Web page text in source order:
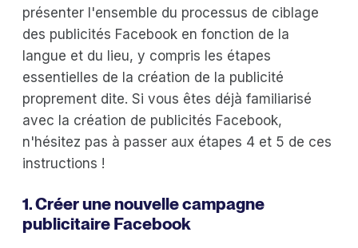
présenter l'ensemble du processus de ciblage
des publicités Facebook en fonction de la
langue et du lieu, y compris les étapes
essentielles de la création de la publicité
proprement dite. Si vous êtes déjà familiarisé
avec la création de publicités Facebook,
n'hésitez pas à passer aux étapes 4 et 5 de ces
instructions !
1. Créer une nouvelle campagne
publicitaire Facebook